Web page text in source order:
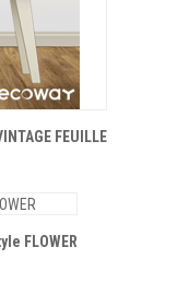
FEUILLE
FLOWER